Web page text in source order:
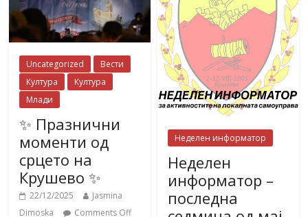
Uncategorized
Вести
Култура
Култура
Млади
✨ Празнични
моменти од
срцето на
Крушево ✨
22/12/2025
Jasmina
Dimoska
Comments Off
Неделен информатор
Неделен
информатор –
последна